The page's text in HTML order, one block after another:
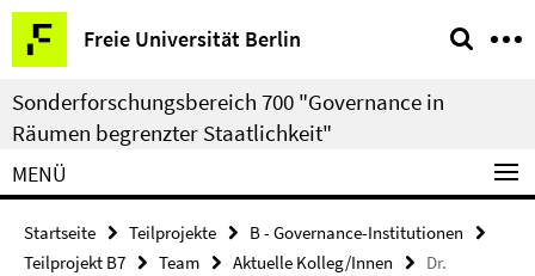
Springe
direkt
zu
Inhalt
Freie Universität Berlin
Service-
Navigation
Sonderforschungsbereich 700 "Governance in
Räumen begrenzter Staatlichkeit"
MENÜ
Startseite Teilprojekte
B - Governance-Institutionen
Teilprojekt B7
Team Aktuelle Kolleg/Innen
Dr.